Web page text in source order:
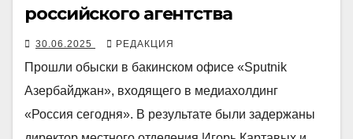
российского агентства
30.06.2025 РЕДАКЦИЯ
Прошли обыски в бакинском офисе «Sputnik
Азербайджан», входящего в медиахолдинг
«Россия сегодня». В результате были задержаны